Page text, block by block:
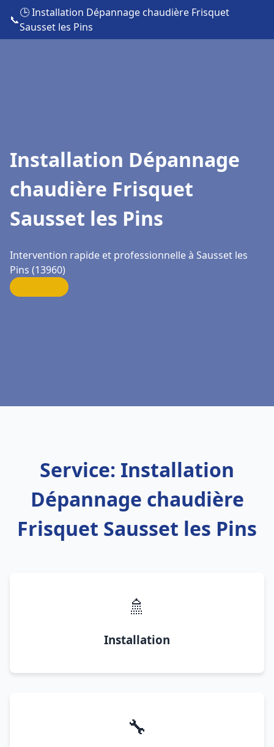
📞
🕒 Installation Dépannage chaudière Frisquet
Sausset les Pins
Installation Dépannage
chaudière Frisquet
Sausset les Pins
Intervention rapide et professionnelle à Sausset les
Pins (13960)
Service: Installation
Dépannage chaudière
Frisquet Sausset les Pins
🚿
Installation
🔧